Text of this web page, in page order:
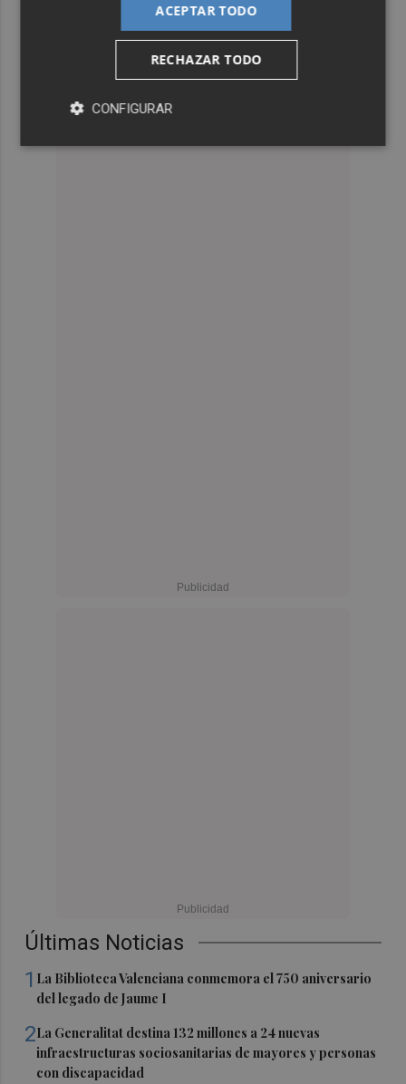
Últimas Noticias
1 La Biblioteca Valenciana conmemora el 750 aniversario
del legado de Jaume I
2La Generalitat destina 132 millones a 24 nuevas
infraestructuras sociosanitarias de mayores y personas
con discapacidad
ACEPTAR TODO
RECHAZAR TODO
CONFIGURAR